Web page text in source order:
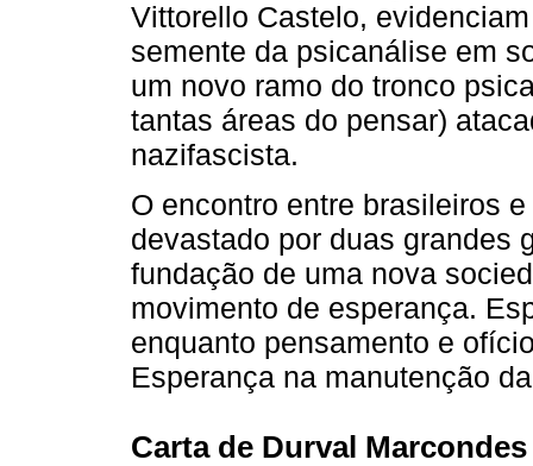
Vittorello Castelo,
semente da psicanálise em
um novo ramo do tronco
tantas áreas do pensar)
nazifascista.
O encontro entre brasileiros
devastado por duas grandes
fundação de uma nova
movimento de esperança.
enquanto pensamento e
Esperança na manutenção
Carta de Durval